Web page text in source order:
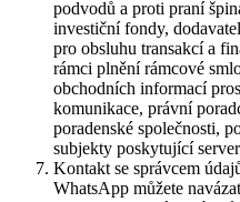
podvodů a proti praní
investiční fondy,
pro obsluhu transakcí a
rámci plnění rámcové
obchodních informací
komunikace, právní
poradenské společnosti,
subjekty poskytující
Kontakt se správcem
WhatsApp můžete